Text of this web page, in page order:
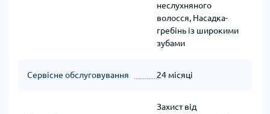
неслухняного
волосся, Насадка-
гребінь із широкими
зубами
Сервісне обслуговування 24 місяці
Захист від